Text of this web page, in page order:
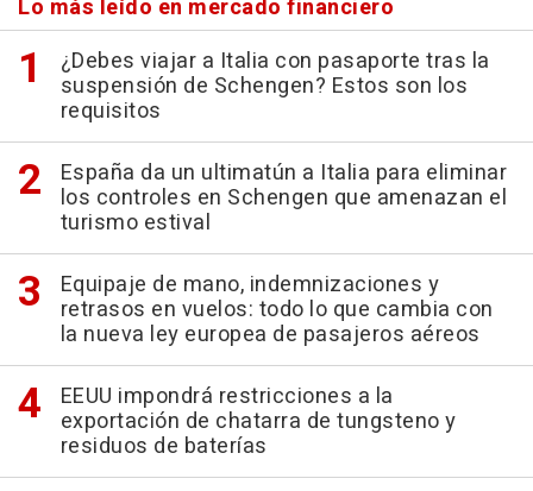
Lo más leído en mercado financiero
¿Debes viajar a Italia con pasaporte tras la
suspensión de Schengen? Estos son los
requisitos
España da un ultimatún a Italia para eliminar
los controles en Schengen que amenazan el
turismo estival
Equipaje de mano, indemnizaciones y
retrasos en vuelos: todo lo que cambia con
la nueva ley europea de pasajeros aéreos
EEUU impondrá restricciones a la
exportación de chatarra de tungsteno y
residuos de baterías